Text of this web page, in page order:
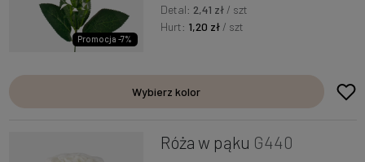
Promocja -7%
Detal: 2,41 zł / szt
Hurt: 1,20 zł / szt
Wybierz kolor
Róża w pąku G440